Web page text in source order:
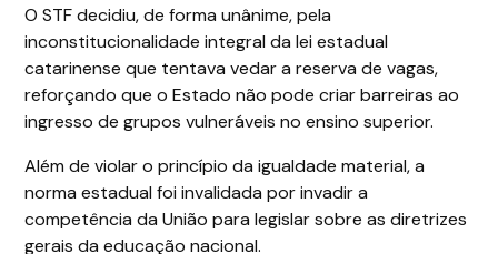
O STF decidiu, de forma unânime, pela
inconstitucionalidade integral da lei estadual
catarinense que tentava vedar a reserva de vagas,
reforçando que o Estado não pode criar barreiras ao
ingresso de grupos vulneráveis no ensino superior.
Além de violar o princípio da igualdade material, a
norma estadual foi invalidada por invadir a
competência da União para legislar sobre as diretrizes
gerais da educação nacional.